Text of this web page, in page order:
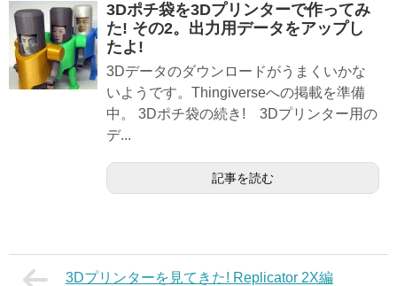
3Dポチ袋を3Dプリンターで作ってみ
た! その2。出力用データをアップし
たよ!
3Dデータのダウンロードがうまくいかな
いようです。Thingiverseへの掲載を準備
中。 3Dポチ袋の続き! 3Dプリンター用の
デ...
記事を読む
3Dプリンターを見てきた! Replicator 2X編